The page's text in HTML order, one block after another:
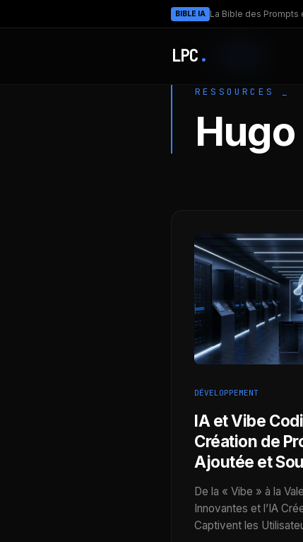
BIBLE IA La Bible des
LPC .
RESSOURCES _
DÉVELOPPEMENT
IA et Vibe
Création de
Ajoutée et
De la « Vibe » à la
Innovantes et l’IA
Captivent les